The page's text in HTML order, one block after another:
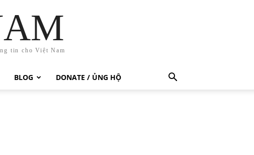
tin cho Việt Nam
BLOG DONATE / ỦNG HỘ